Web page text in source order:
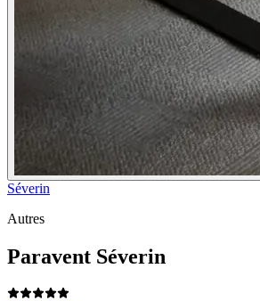
Séverin
Autres
Paravent Séverin